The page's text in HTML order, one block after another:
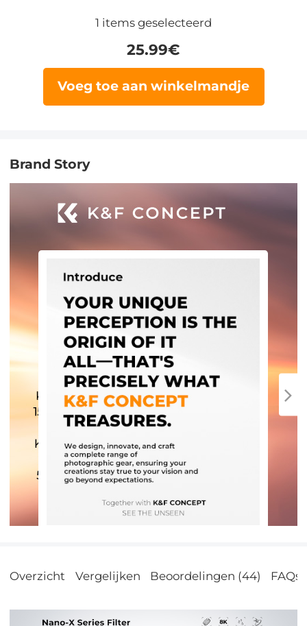
1 items geselecteerd
25.99€
Voeg toe aan winkelmandje
Brand Story
Overzicht Vergelijken Beoordelingen (44) FAQs